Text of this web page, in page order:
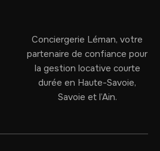
Conciergerie Léman, votre
partenaire de confiance pour
la gestion locative courte
durée en Haute-Savoie,
Savoie et l’Ain.